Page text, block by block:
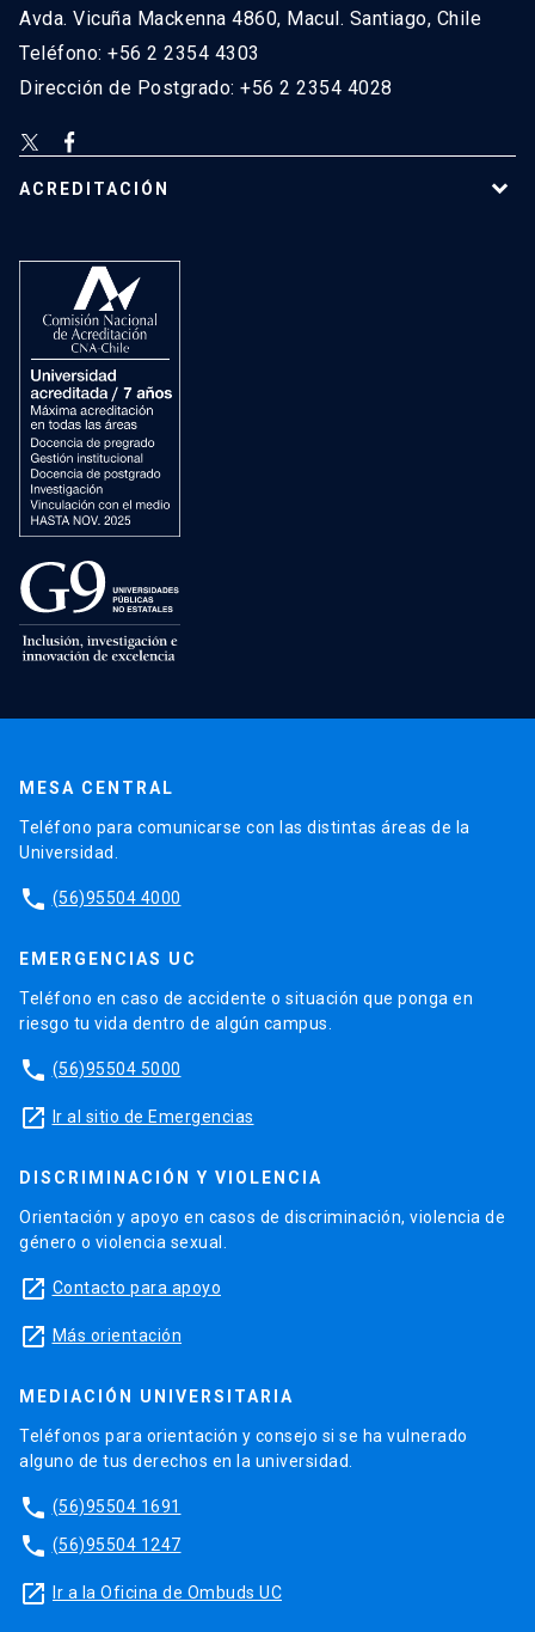
Avda. Vicuña Mackenna 4860, Macul. Santiago, Chile
Teléfono: +56 2 2354 4303
Dirección de Postgrado: +56 2 2354 4028
ACREDITACIÓN
MESA CENTRAL
Teléfono para comunicarse con las distintas áreas de la
Universidad.
phone (56)95504 4000
EMERGENCIAS UC
Teléfono en caso de accidente o situación que ponga en
riesgo tu vida dentro de algún campus.
phone (56)95504 5000
launch Ir al sitio de Emergencias
DISCRIMINACIÓN Y VIOLENCIA
Orientación y apoyo en casos de discriminación, violencia de
género o violencia sexual.
launch Contacto para apoyo
launch Más orientación
MEDIACIÓN UNIVERSITARIA
Teléfonos para orientación y consejo si se ha vulnerado
alguno de tus derechos en la universidad.
phone (56)95504 1691
phone (56)95504 1247
launch Ir a la Oficina de Ombuds UC